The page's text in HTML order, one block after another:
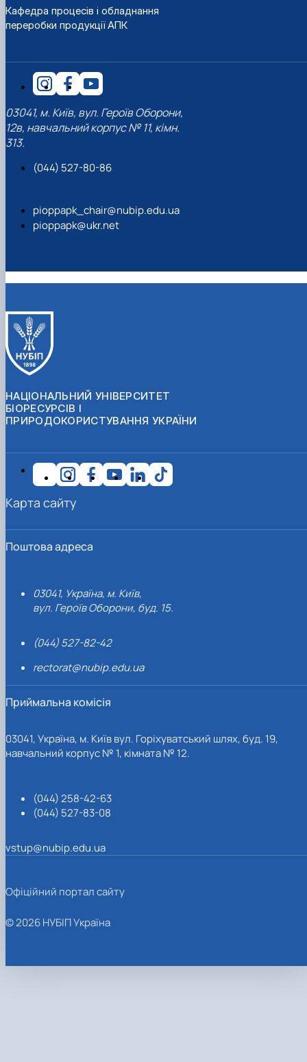
Кафедра процесів і обладнання
переробки продукції АПК
03041, м. Київ, вул. Героїв Оборони,
12в, навчальний корпус № 11, кімн.
313.
(044) 527-80-86
pioppapk_chair@nubip.edu.ua
pioppapk@ukr.net
НАЦІОНАЛЬНИЙ УНІВЕРСИТЕТ
БІОРЕСУРСІВ І
ПРИРОДОКОРИСТУВАННЯ УКРАЇНИ
Поштова адреса
03041, Україна, м. Київ,
вул. Героїв Оборони, буд. 15.
(044) 527-82-42
rectorat@nubip.edu.ua
Приймальна комісія
03041, Україна, м. Київ вул. Горіхуватський шлях, буд. 19,
навчальний корпус № 1, кімната № 12.
(044) 258-42-63
(044) 527-83-08
vstup@nubip.edu.ua
Карта сайту
Офіційний портал сайту
© 2026 НУБІП Україна